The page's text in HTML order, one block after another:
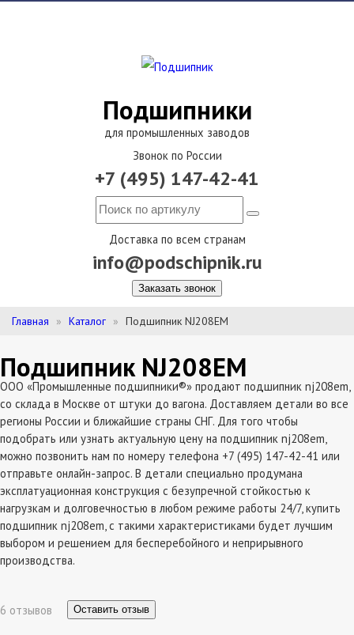
Подшипники
для промышленных заводов
Звонок по России
+7 (495) 147-42-41
Доставка по всем странам
info@podschipnik.ru
Заказать звонок
Главная Каталог Подшипник NJ208EM
Подшипник NJ208EM
ООО «Промышленные подшипники®» продают подшипник nj208em,
со склада в Москве от штуки до вагона. Доставляем детали во все
регионы России и ближайшие страны СНГ. Для того чтобы
подобрать или узнать актуальную цену на подшипник nj208em,
можно позвонить нам по номеру телефона +7 (495) 147-42-41 или
отправьте онлайн-запрос. В детали специально продумана
эксплатуационная конструкция с безупречной стойкостью к
нагрузкам и долговечностью в любом режиме работы 24/7, купить
подшипник nj208em, с такими характеристиками будет лучшим
выбором и решением для бесперебойного и неприрывного
производства.
6 отзывов Оставить отзыв